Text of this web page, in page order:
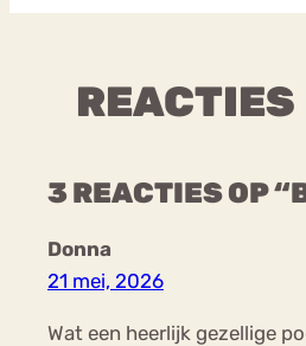
REACTIES
3 REACTIES OP
Donna
21 mei, 2026
Wat een heerlijk gezellige